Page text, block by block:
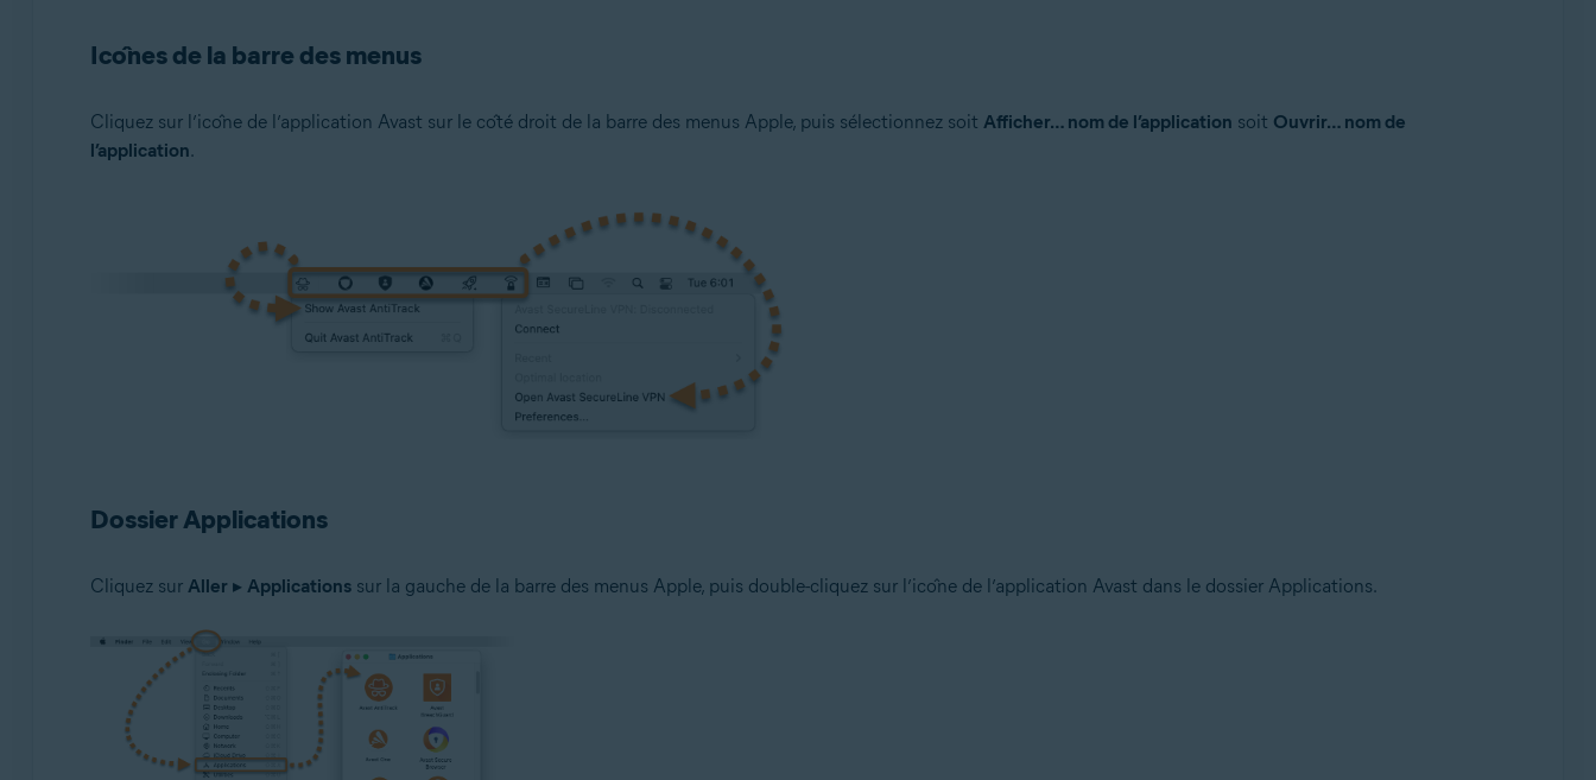
Icônes de la barre des menus
Cliquez sur l’icône de l’application Avast sur le côté droit de la barre des menus Apple, puis sélectionnez soit Afficher… nom de l’application soit Ouvrir… nom de
l’application.
Dossier Applications
Cliquez sur Aller ▸ Applicationssur la gauche de la barre des menus Apple, puis double-cliquez sur l’icône de l’application Avast dans le dossier Applications.